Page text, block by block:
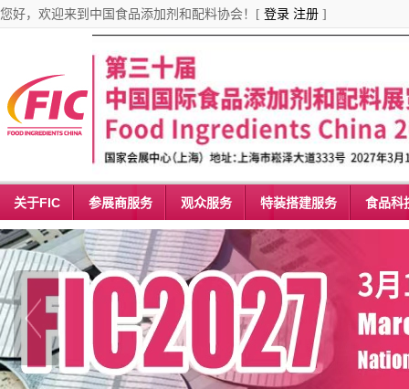
您好，欢迎来到中国食品添加剂和配料协会！[ 登录 注册 ]
关于FIC 参展商服务 观众服务 特装搭建服务 食品科